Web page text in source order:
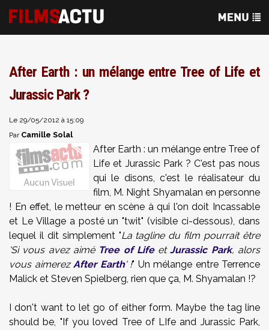
After Earth : un mélange entre Tree of Life et
Jurassic Park ?
Le 29/05/2012 à 15:09
Par Camille Solal
After Earth : un mélange entre Tree of
Life et Jurassic Park ? C'est pas nous
qui le disons, c'est le réalisateur du
film, M. Night Shyamalan en personne
! En effet, le metteur en scène à qui l'on doit Incassable
et Le Village a posté un "twit" (visible ci-dessous), dans
lequel il dit simplement "La tagline du film pourrait être
'Si vous avez aimé Tree of LifeetJurassic Park, alors
vous aimerezAfter Earth' !" Un mélange entre Terrence
Malick et Steven Spielberg, rien que ça, M. Shyamalan !?
I don't want to let go of either form. Maybe the tag line
should be, "If you loved Tree of LIfe and Jurassic Park,